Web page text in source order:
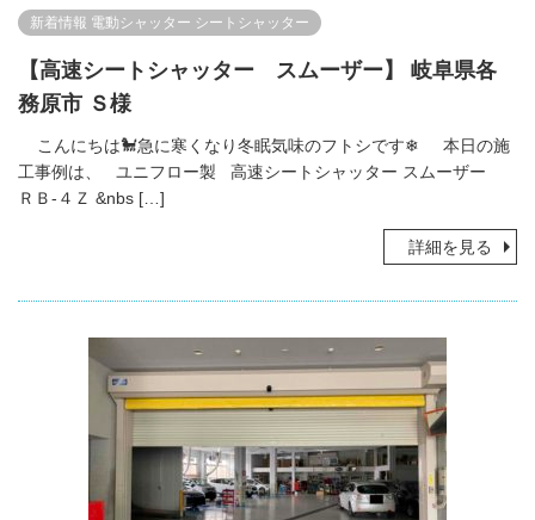
新着情報 電動シャッター シートシャッター
【高速シートシャッター スムーザー】 岐阜県各
務原市 Ｓ様
こんにちは🐩急に寒くなり冬眠気味のフトシです❄ 本日の施
工事例は、 ユニフロー製 高速シートシャッター スムーザー
ＲＢ-４Ｚ &nbs […]
詳細を見る